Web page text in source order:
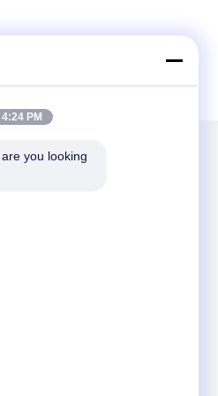
4:24 PM
you looking